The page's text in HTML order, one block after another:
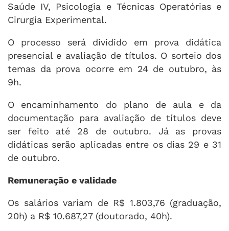
Saúde IV, Psicologia e Técnicas Operatórias e
Cirurgia Experimental.
O processo será dividido em prova didática
presencial e avaliação de títulos. O sorteio dos
temas da prova ocorre em 24 de outubro, às
9h.
O encaminhamento do plano de aula e da
documentação para avaliação de títulos deve
ser feito até 28 de outubro. Já as provas
didáticas serão aplicadas entre os dias 29 e 31
de outubro.
Remuneração e validade
Os salários variam de R$ 1.803,76 (graduação,
20h) a R$ 10.687,27 (doutorado, 40h).